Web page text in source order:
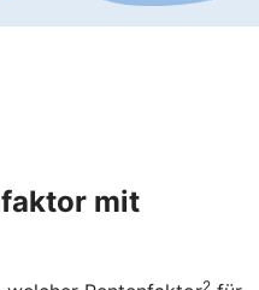
mit
2